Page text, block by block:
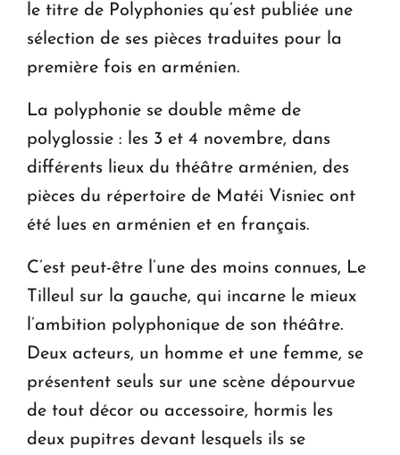
le titre de Polyphonies qu’est publiée une
sélection de ses pièces traduites pour la
première fois en arménien.
La polyphonie se double même de
polyglossie : les 3 et 4 novembre, dans
différents lieux du théâtre arménien, des
pièces du répertoire de Matéi Visniec ont
été lues en arménien et en français.
C’est peut-être l’une des moins connues, Le
Tilleul sur la gauche, qui incarne le mieux
l’ambition polyphonique de son théâtre.
Deux acteurs, un homme et une femme, se
présentent seuls sur une scène dépourvue
de tout décor ou accessoire, hormis les
deux pupitres devant lesquels ils se